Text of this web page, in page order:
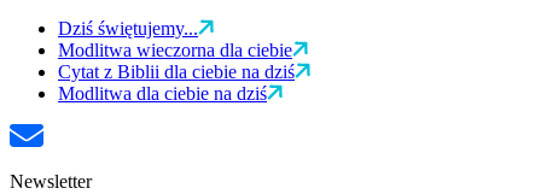
Dziś świętujemy...
Modlitwa wieczorna dla ciebie
Cytat z Biblii dla ciebie na dziś
Modlitwa dla ciebie na dziś
Newsletter